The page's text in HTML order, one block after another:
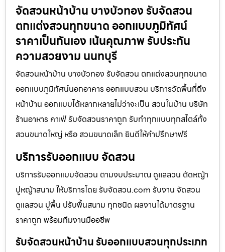
จัดสวนหน้าบ้าน บางบัวทอง รับจัดสวน
ตกแต่งสวนทุกขนาด ออกแบบภูมิทัศน์
ราคาเป็นกันเอง เน้นคุณภาพ รับประกัน
ความสวยงาม นนทบุรี
จัดสวนหน้าบ้าน บางบัวทอง รับจัดสวน ตกแต่งสวนทุกขนาด
ออกแบบภูมิทัศน์นอกอาคาร ออกแบบสวน บริการวัดพื้นที่ถึง
หน้าบ้าน ออกแบบได้หลากหลายไม่ว่าจะเป็น สวนในบ้าน บริษัท
ร้านอาหาร คาเฟ่ รับจัดสวนราคาถูก รับทำทุกแบบทุกสไตล์ทั้ง
สวนขนาดใหญ่ หรือ สวนขนาดเล็ก ยินดีให้คำปรึกษาฟรี
บริการรับออกแบบ จัดสวน
บริการรับออกแบบจัดสวน ตามงบประมาณ ดูเเลสวน ตัดหญ้า
ปูหญ้าสนาม ให้บริการโดย รับจัดสวน.com รับงาน จัดสวน
ดูแลสวน ปูพื้น ปรับพื้นสนาม ทุกชนิด ผลงานได้มาตรฐาน
ราคาถูก พร้อมทีมงานมืออชีพ
รับจัดสวนหน้าบ้าน รับออกแบบสวนทุกประเภท